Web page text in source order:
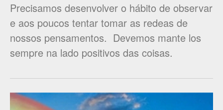
Precisamos desenvolver o hábito de observar
e aos poucos tentar tomar as redeas de
nossos pensamentos. Devemos mante los
sempre na lado positivos das coisas.